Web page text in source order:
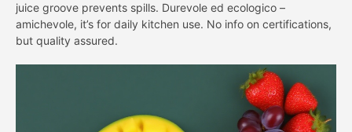
juice groove prevents spills. Durevole ed ecologico –
amichevole, it’s for daily kitchen use. No info on certifications,
but quality assured.